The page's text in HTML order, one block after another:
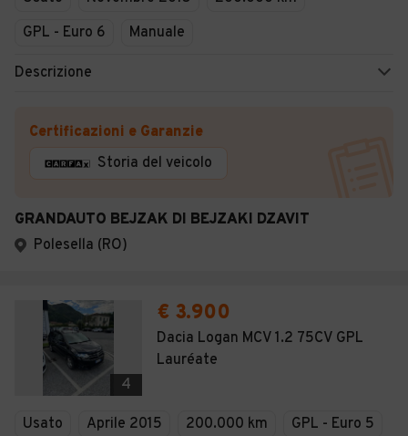
GPL - Euro 6
Manuale
Descrizione
Certificazioni e Garanzie
Storia del veicolo
GRANDAUTO BEJZAK DI BEJZAKI DZAVIT
Polesella (RO)
4
€ 3.900
Dacia Logan MCV 1.2 75CV GPL
Lauréate
Usato Aprile 2015 200.000 km
GPL - Euro 5